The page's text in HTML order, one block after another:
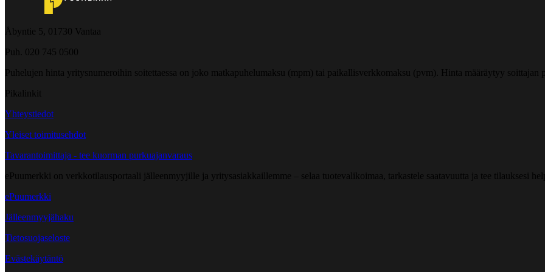
Åbyntie 5, 01730 Vantaa
Puh. 020 745 0500
Puhelujen hinta yritysnumeroihin soitettaessa on joko matkapuhelumaksu (mpm) tai paikallisverkkomaksu (pvm). Hinta määräytyy soittajan
Pikalinkit
Yhteystiedot
Yleiset toimitusehdot
Tavarantoimittaja - tee kuorman purkuajanvaraus
ePuumerkki on verkkotilausportaali jälleenmyyjille ja yritysasiakkaillemme – selaa tuotevalikoimaa, tarkastele saatavuutta ja tee tilauksesi
ePuumerkki
Jälleenmyyjähaku
Tietosuojaseloste
Evästekäytäntö